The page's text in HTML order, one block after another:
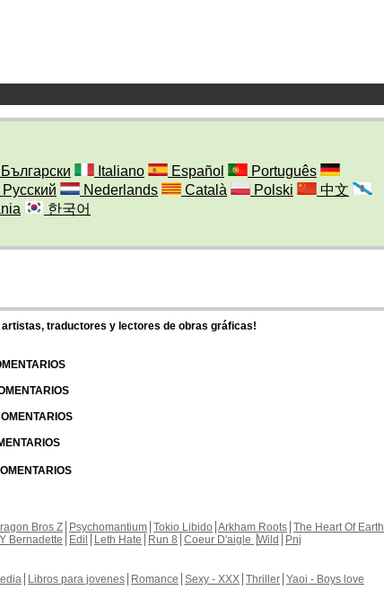
Български Italiano Español
Português
Русский Nederlands Català Polski
中文
한국어
traductores y lectores de obras gráficas!
Bros Z Psychomantium Tokio Libido Arkham Roots The Heart Of Earth
Bernadette Edil Leth Hate Run 8 Coeur D'aigle Wild
Pnj
Libros para jovenes Romance Sexy - XXX Thriller Yaoi - Boys love